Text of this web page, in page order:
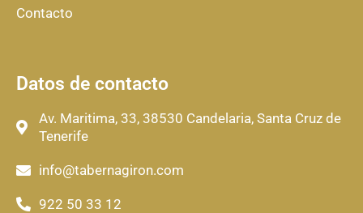
Contacto
Datos de contacto
Av. Maritima, 33, 38530 Candelaria, Santa Cruz de
Tenerife
info@tabernagiron.com
922 50 33 12